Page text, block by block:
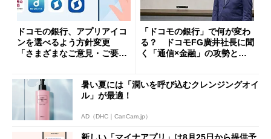
ドコモの銀行、アプリアイコ
ンを選べるよう方針変更
「さまざまなご意見・ご要望
「ドコモの銀行」で何が変わ
る？ ドコモFG廣井社長に聞
く「通信×金融」の攻勢とグ
暑い夏には「潤いを呼び込むクレンジングオイ
ル」が最適！
AD（DHC｜CanCam.jp）